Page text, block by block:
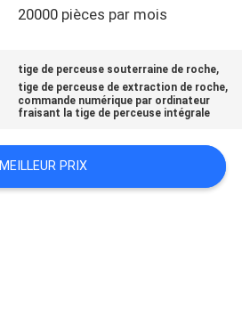
20000 pièces par mois
tige de perceuse souterraine de roche,
tige de perceuse de extraction de roche,
commande numérique par ordinateur
fraisant la tige de perceuse intégrale
MEILLEUR PRIX